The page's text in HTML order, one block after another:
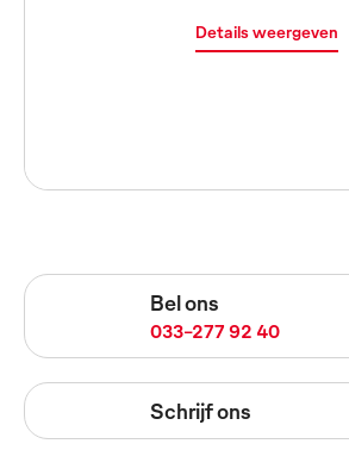
Details weergeven
Bel ons
033-277 92 40
Schrijf ons